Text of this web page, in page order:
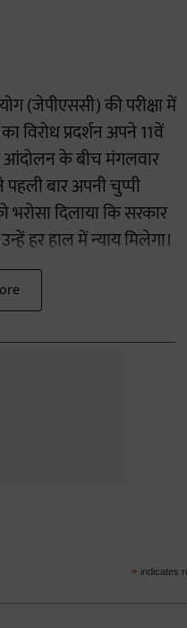
(जेपीएससी) की परीक्षा में
विरोध प्रदर्शन अपने 11वें
आंदोलन के बीच मंगलवार
बार अपनी चुप्पी
भरोसा दिलाया कि सरकार
हर हाल में न्याय मिलेगा।
* indicates